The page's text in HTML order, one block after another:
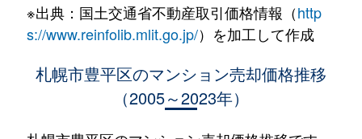
水車町
1,400万円 中の島
徒歩
2,500万円 月寒中央
※出典：国土交通省不動産取引価格情報（http
s://www.reinfolib.mlit.go.jp/）を加工して作成
札幌市豊平区のマンション売却価格推移
（2005～2023年）